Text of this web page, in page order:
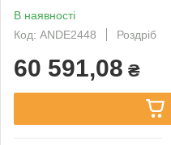
В наявності
Код: ANDE2448
Роздріб
60 591,08 ₴